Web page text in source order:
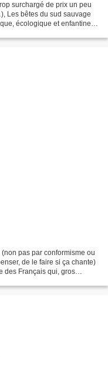
surchargé de prix un peu
Les bêtes du sud sauvage
écologique et enfantine,
pas par conformisme ou
de le faire si ça chante)
des Français qui, gros